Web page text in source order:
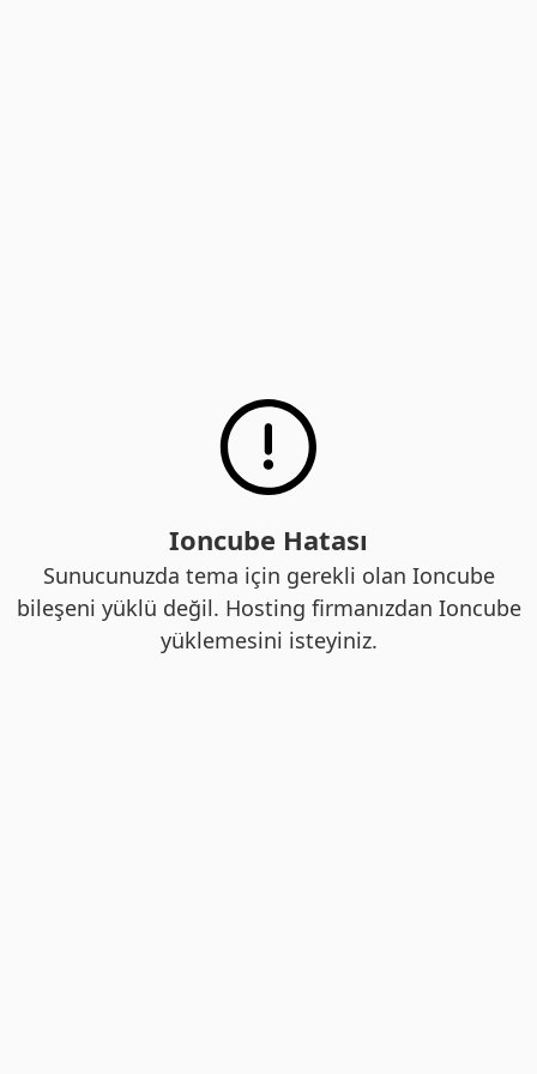
Ioncube Hatası
Sunucunuzda tema için gerekli olan Ioncube
bileşeni yüklü değil. Hosting firmanızdan Ioncube
yüklemesini isteyiniz.